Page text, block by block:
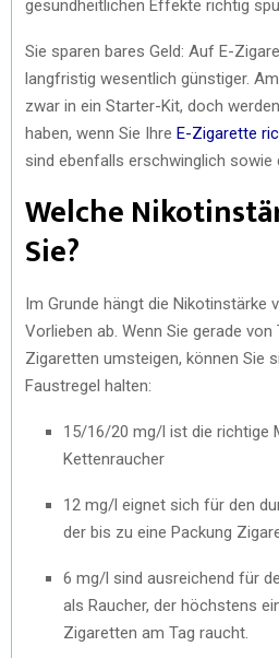
gesundheitlichen Effekte richtig
Sie sparen bares Geld: Auf E-
langfristig wesentlich günstiger.
zwar in ein Starter-Kit, doch
haben, wenn Sie Ihre E-Zigarette
sind ebenfalls erschwinglich sowie
Welche
Sie?
Im Grunde hängt die Nikotinstärke
Vorlieben ab. Wenn Sie gerade
Zigaretten umsteigen, können Sie
Faustregel halten:
15/16/20 mg/l ist die richtige
Kettenraucher
12 mg/l eignet sich für den
der bis zu eine Packung
6 mg/l sind ausreichend für
als Raucher, der höchstens
Zigaretten am Tag raucht.